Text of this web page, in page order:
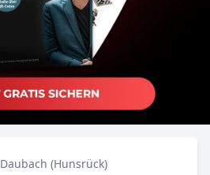
Daubach (Hunsrück)